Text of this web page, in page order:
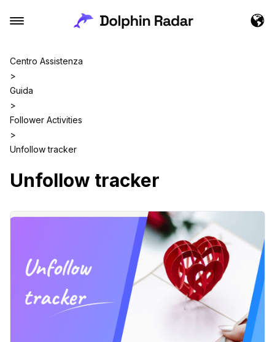
Centro Assistenza
>
Guida
>
Follower Activities
>
Unfollow tracker
Unfollow tracker